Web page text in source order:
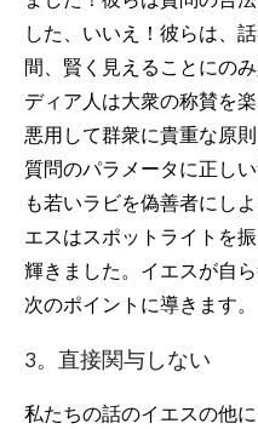
した、いいえ！彼らは、
間、賢く見えることにの
ディア人は大衆の称賛を
悪用して群衆に貴重な原
質問のパラメータに正し
も若いラビを偽善者にし
エスはスポットライトを
輝きました。イエスが自
次のポイントに導きます。
3。直接関与しない
私たちの話のイエスの他